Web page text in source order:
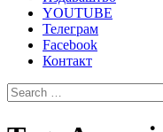
YOUTUBE
Телеграм
Facebook
Контакт
Search
for: